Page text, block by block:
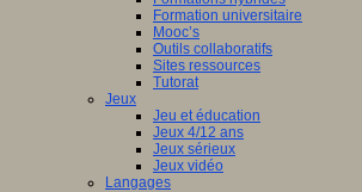
Formation universitaire
Mooc’s
Outils collaboratifs
Sites ressources
Tutorat
Jeux
Jeu et éducation
Jeux 4/12 ans
Jeux sérieux
Jeux vidéo
Langages